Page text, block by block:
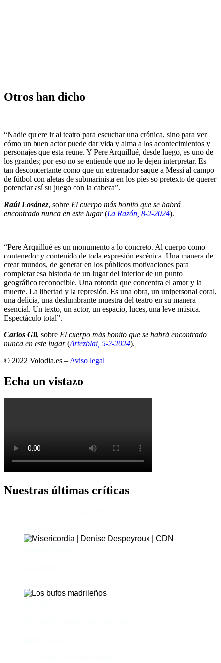
Otros han dicho
“Nadie quiere ir al teatro para escuchar una crónica, sino para ver
cómo un buen actor puede dar vida y alma a los acontecimientos y
personajes que esta reúne. Y Pere Arquillué, desde luego, es uno de
los grandes; por eso no se entiende que no le dejen interpretar. Es
tan desconcertante como que un entrenador saque a Messi al campo
de fútbol con aletas de submarinista en los pies so pretexto de querer
potenciar así su juego con la cabeza”.
Raúl Losánez, sobre El cuerpo más bonito que se habrá
encontrado nunca en este lugar(La Razón , 8-2-2024).
———————————————————–
“Pere Arquillué es un monumento a lo concreto. Al cuerpo como
contenedor y contenido de toda expresión escénica. Una manera de
crear mundos, de generar en los públicos motivaciones para
completar esa historia de un lugar del interior de un punto
geográfico reconocible. Una rotonda que concentra el amor y la
muerte. La libertad y la represión. Es una obra, un unipersonal coral,
una delicia, una deslumbrante muestra del teatro en su manera
esencial. Un texto, un actor, un espacio, luces, una leve música.
Espectáculo total”.
Carlos Gil, sobre El cuerpo más bonito que se habrá encontrado
nunca en este lugar(Artezblai , 5-2-2024).
© 2022 Volodia.es – Aviso legal
Echa un vistazo
Nuestras últimas críticas